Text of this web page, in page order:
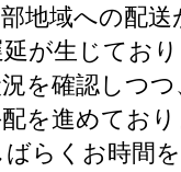
地域への配
が生じており
を確認しつ
を進めており
らくお時間